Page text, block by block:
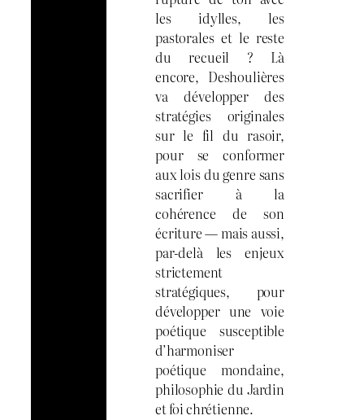
les idylles, les
pastorales et le reste
du recueil ? Là
encore, Deshoulières
va développer des
stratégies originales
sur le fil du rasoir,
pour se conformer
aux lois du genre sans
sacrifier à la
cohérence de son
écriture — mais aussi,
par-delà les enjeux
strictement
stratégiques, pour
développer une voie
poétique susceptible
d’harmoniser
poétique mondaine,
philosophie du Jardin
et foi chrétienne.